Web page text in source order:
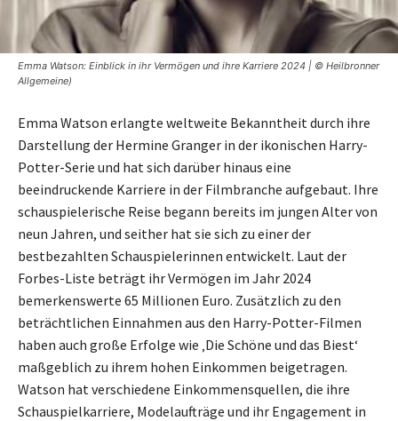
Emma Watson: Einblick in ihr Vermögen und ihre Karriere 2024 | © Heilbronner
Allgemeine)
Emma Watson erlangte weltweite Bekanntheit durch ihre
Darstellung der Hermine Granger in der ikonischen Harry-
Potter-Serie und hat sich darüber hinaus eine
beeindruckende Karriere in der Filmbranche aufgebaut. Ihre
schauspielerische Reise begann bereits im jungen Alter von
neun Jahren, und seither hat sie sich zu einer der
bestbezahlten Schauspielerinnen entwickelt. Laut der
Forbes-Liste beträgt ihr Vermögen im Jahr 2024
bemerkenswerte 65 Millionen Euro. Zusätzlich zu den
beträchtlichen Einnahmen aus den Harry-Potter-Filmen
haben auch große Erfolge wie ‚Die Schöne und das Biest‘
maßgeblich zu ihrem hohen Einkommen beigetragen.
Watson hat verschiedene Einkommensquellen, die ihre
Schauspielkarriere, Modelaufträge und ihr Engagement in